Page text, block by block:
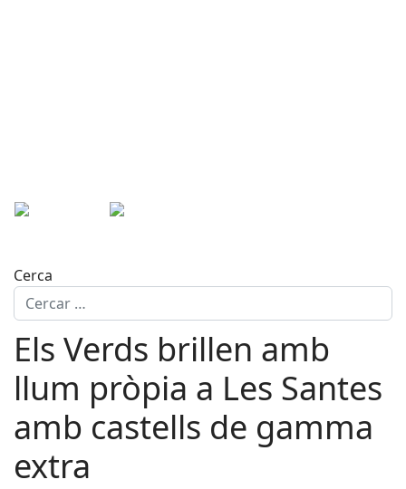
Cerca
Els Verds brillen amb
llum pròpia a Les Santes
amb castells de gamma
extra